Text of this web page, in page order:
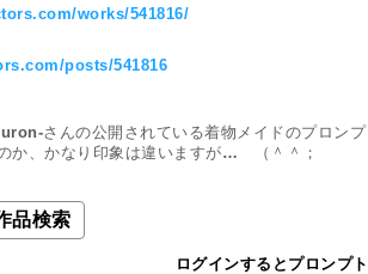
works/541816/
posts/541816
さんの公開されている着物メイドのプロン
品検索
ログインするとプロンプ